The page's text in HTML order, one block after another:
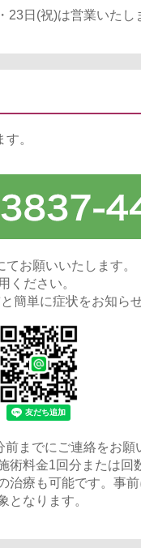
23日(祝)は営業いたし
。
お願いいたします。
ください。
簡単に症状をお知らせ
までにご連絡をお願
料金1回分または回
療も可能です。事前
となります。